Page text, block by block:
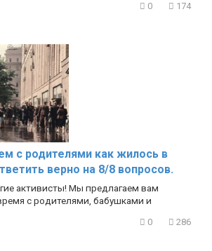
0 174
с родителями как жилось в
верно на 8/8 вопросов.
активисты! Мы предлагаем вам
с родителями, бабушками и
0 286